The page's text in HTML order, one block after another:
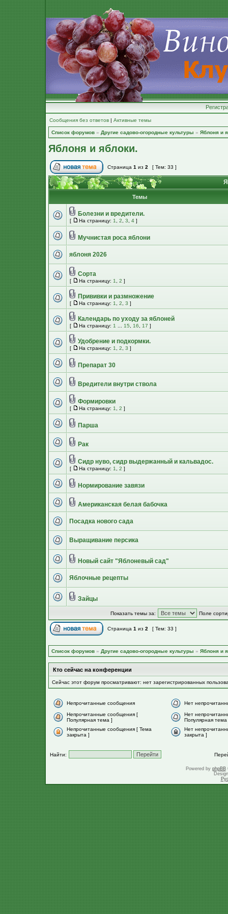
Сообщения без ответов | Активные темы
Список форумов » Другие садово-огородные культуры » Яблоня и
Яблоня и яблоки.
Страница 1 из 2 [ Тем: 33 ]
Темы
Болезни и вредители.
[ На страницу: 1 2 3 4 ]
Мучнистая роса яблони
яблоня 2026
Сорта
[ На страницу: 1 2 ]
Прививки и размножение
[ На страницу: 1 2 3 ]
Календарь по уходу за яблоней
[ На страницу: 1 15 16 17 ]
Удобрение и подкормки.
[ На страницу: 1 2 3 ]
Препарат 30
Вредители внутри ствола
Формировки
[ На страницу: 1 2 ]
Парша
Рак
Сидр нуво, сидр выдержанный и кальвадос.
[ На страницу: 1 2 ]
Нормирование завязи
Американская белая бабочка
Посадка нового сада
Выращивание персика
Новый сайт "Яблоневый сад"
Яблочные рецепты
Зайцы
Показать темы за: Поле
Страница 1 из 2 [ Тем: 33 ]
Список форумов » Другие садово-огородные культуры » Яблоня и
Кто сейчас на конференции
Сейчас этот форум просматривают: нет зарегистрированных
Непрочитанные сообщения
Нет
Непрочитанные сообщения [
Популярная тема ]
Нет
Популярная тема
Непрочитанные сообщения [ Тема
закрыта ]
Нет
закрыта ]
Найти:
Powered by phpBB